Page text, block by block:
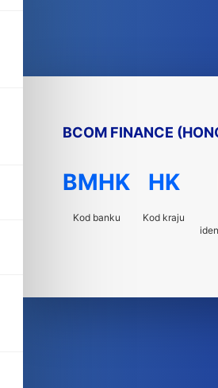
BCOM FINANCE
BMHK
Kod banku
HK
Kod kraju